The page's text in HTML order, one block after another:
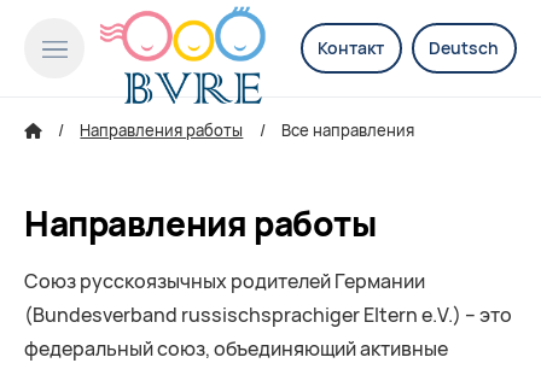
Контакт Deutsch
Направления работы Все направления
Направления работы
Союз русскоязычных родителей Германии
(Bundesverband russischsprachiger Eltern e.V.) – это
федеральный союз, объединяющий активные